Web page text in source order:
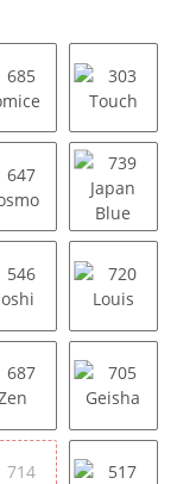
685 Pomice 303
647 Cosmo 739
546 Hoshi 720
687 Zen 705